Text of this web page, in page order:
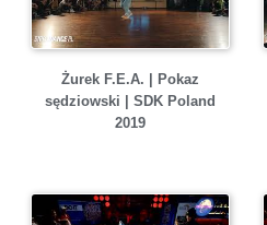
Żurek F.E.A. | Pokaz
sędziowski | SDK Poland
2019